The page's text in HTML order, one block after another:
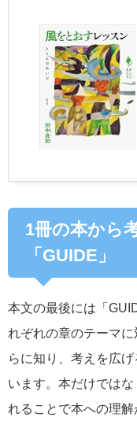
1冊の本から
「GUIDE」
本文の最後には「
れぞれの章のテーマ
らに知り、考えを広
います。本だけでは
れることで本への理解